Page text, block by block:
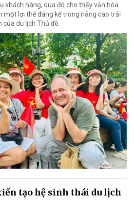
khách hàng, qua đó cho thấy văn hóa
một lợi thế đáng kể trong nâng cao trải
du lịch Thủ đô.
tạo hệ sinh thái du lịch